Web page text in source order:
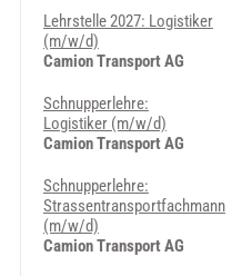
Lehrstelle 2027: Logistiker
(m/w/d)
Camion Transport AG
Schnupperlehre:
Logistiker (m/w/d)
Camion Transport AG
Schnupperlehre:
Strassentransportfachmann
(m/w/d)
Camion Transport AG